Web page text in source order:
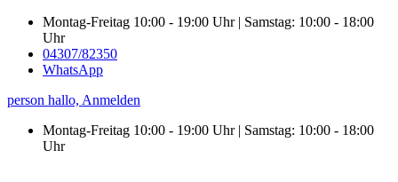
Montag-Freitag 10:00 - 19:00 Uhr | Samstag: 10:00 - 18:00
Uhr
04307/82350
WhatsApp
person hallo, Anmelden
Montag-Freitag 10:00 - 19:00 Uhr | Samstag: 10:00 - 18:00
Uhr